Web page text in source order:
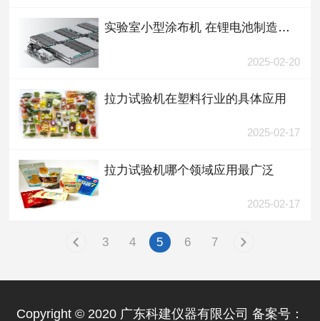
实验室小型涂布机 在锂电池制造中的应用
2025-02-20
拉力试验机在塑料行业的具体应用
2025-02-17
拉力试验机哪个领域应用最广泛
2025-02-17
3 4 5 6 7
Copyright © 2020 广东科建仪器有限公司 备案号：